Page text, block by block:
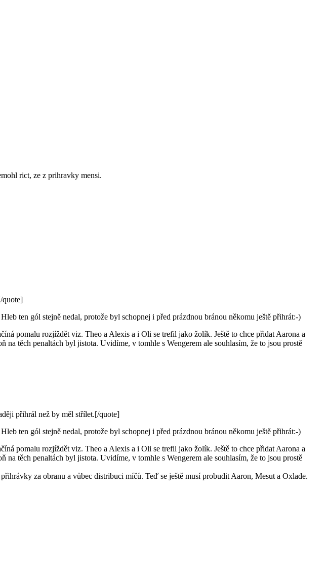
rict, ze z prihravky mensi.
quote]
ten gól stejně nedal, protože byl schopnej i před prázdnou bránou někomu ještě přihrát:-)
pomalu rozjíždět viz. Theo a Alexis a i Oli se trefil jako žolík. Ještě to chce přidat Aarona a
těch penaltách byl jistota. Uvidíme, v tomhle s Wengerem ale souhlasím, že to jsou prostě
přihrál než by měl střílet.[/quote]
ten gól stejně nedal, protože byl schopnej i před prázdnou bránou někomu ještě přihrát:-)
pomalu rozjíždět viz. Theo a Alexis a i Oli se trefil jako žolík. Ještě to chce přidat Aarona a
těch penaltách byl jistota. Uvidíme, v tomhle s Wengerem ale souhlasím, že to jsou prostě
za obranu a vůbec distribuci míčů. Teď se ještě musí probudit Aaron, Mesut a Oxlade.